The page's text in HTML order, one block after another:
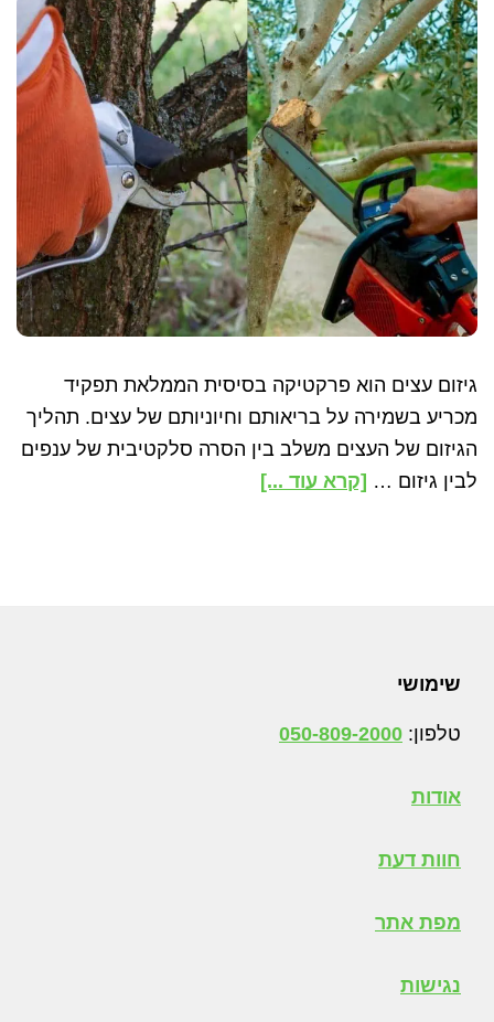
כריתת
עצים
בישראל
גיזום עצים הוא פרקטיקה בסיסית הממלאת תפקיד
מכריע בשמירה על בריאותם וחיוניותם של עצים. תהליך
הגיזום של העצים משלב בין הסרה סלקטיבית של ענפים
לבין גיזום … [קרא עוד ...]about
שימושי
טלפון: 050-809-2000
אודות
חוות דעת
מפת אתר
נגישות